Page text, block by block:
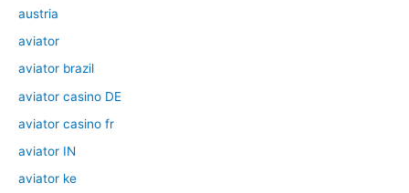
austria
aviator
aviator brazil
aviator casino DE
aviator casino fr
aviator IN
aviator ke